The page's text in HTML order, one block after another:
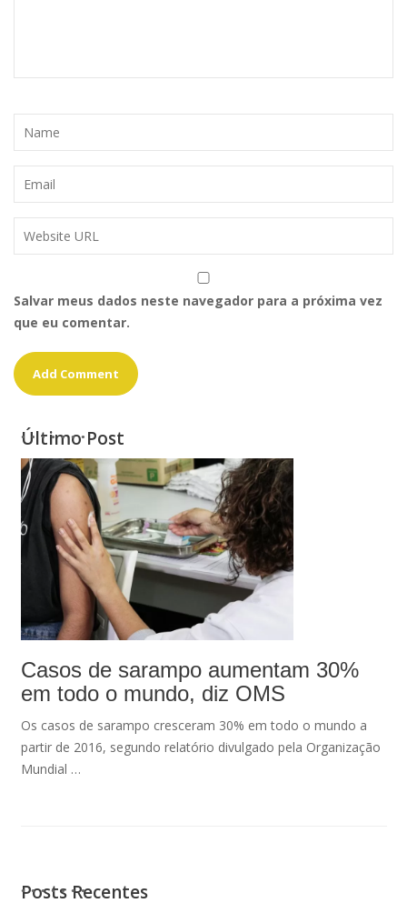
Salvar meus dados neste navegador para a próxima vez
que eu comentar.
Último Post
Casos de sarampo aumentam 30%
em todo o mundo, diz OMS
Os casos de sarampo cresceram 30% em todo o mundo a
partir de 2016, segundo relatório divulgado pela Organização
Mundial …
Posts Recentes